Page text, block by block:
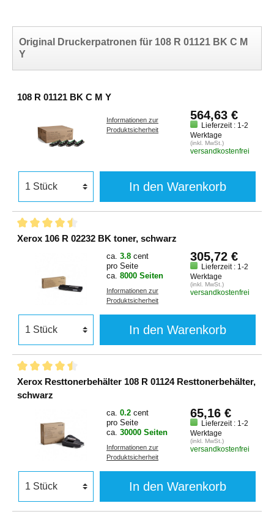
Original Druckerpatronen für 108 R 01121 BK C M
Y
108 R 01121 BK C M Y
Informationen zur
Produktsicherheit
564,63 €
Lieferzeit : 1-2
Werktage
(inkl. MwSt.)
versandkostenfrei
In den Warenkorb
Xerox 106 R 02232 BK toner, schwarz
ca. 3.8 cent
pro Seite
ca. 8000 Seiten
Informationen zur
Produktsicherheit
305,72 €
Lieferzeit : 1-2
Werktage
(inkl. MwSt.)
versandkostenfrei
In den Warenkorb
Xerox Resttonerbehälter 108 R 01124 Resttonerbehälter,
schwarz
ca. 0.2 cent
pro Seite
ca. 30000 Seiten
Informationen zur
Produktsicherheit
65,16 €
Lieferzeit : 1-2
Werktage
(inkl. MwSt.)
versandkostenfrei
In den Warenkorb